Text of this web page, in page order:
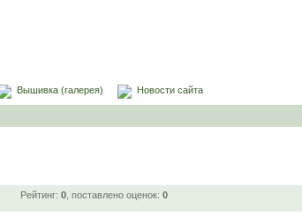
Вышивка (галерея) Новости сайта
Рейтинг: 0 , поставлено оценок: 0